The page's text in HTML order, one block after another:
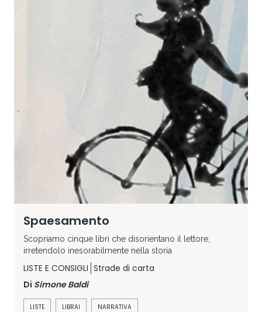
Spaesamento
Scopriamo cinque libri che disorientano il lettore,
irretendolo inesorabilmente nella storia
LISTE E CONSIGLI Strade di carta
Di Simone Baldi
LISTE LIBRAI NARRATIVA